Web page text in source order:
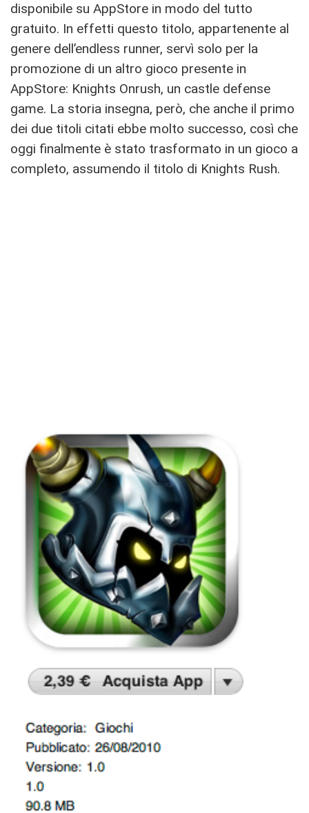
disponibile su AppStore in modo del tutto
gratuito. In effetti questo titolo, appartenente al
genere dell’endless runner, servì solo per la
promozione di un altro gioco presente in
AppStore: Knights Onrush, un castle defense
game. La storia insegna, però, che anche il primo
dei due titoli citati ebbe molto successo, così che
oggi finalmente è stato trasformato in un gioco a
completo, assumendo il titolo di Knights Rush.